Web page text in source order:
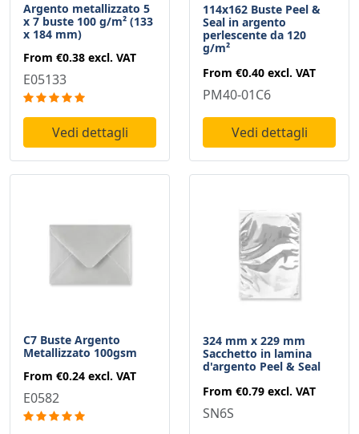
Argento metallizzato 5
x 7 buste 100 g/m² (133
x 184 mm)
From €0.38 excl. VAT
E05133
Vedi dettagli
114x162 Buste Peel &
Seal in argento
perlescente da 120
g/m²
From €0.40 excl. VAT
PM40-01C6
Vedi dettagli
C7 Buste Argento
Metallizzato 100gsm
From €0.24 excl. VAT
E0582
324 mm x 229 mm
Sacchetto in lamina
d'argento Peel & Seal
From €0.79 excl. VAT
SN6S